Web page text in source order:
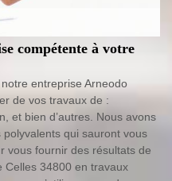
compétente à votre
entreprise Arneodo
de vos travaux de :
et bien d’autres. Nous avons
qui sauront vous
vous fournir des résultats de
Celles 34800 en travaux